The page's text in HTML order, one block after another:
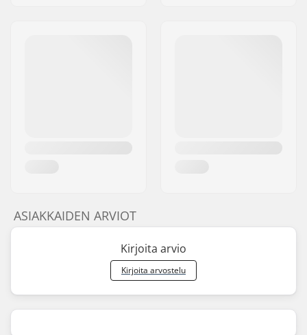
ASIAKKAIDEN ARVIOT
Kirjoita arvio
Kirjoita arvostelu